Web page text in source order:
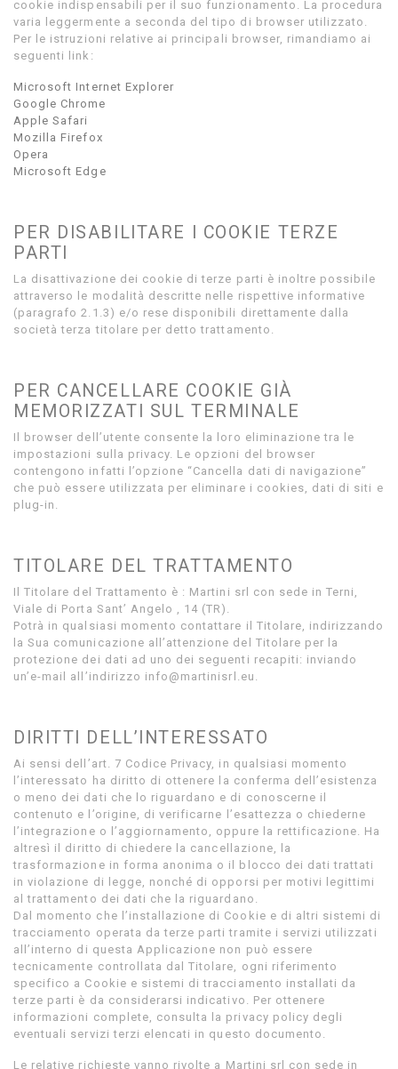
cookie indispensabili per il suo funzionamento. La procedura
varia leggermente a seconda del tipo di browser utilizzato.
Per le istruzioni relative ai principali browser, rimandiamo ai
seguenti link:
Microsoft Internet Explorer
Google Chrome
Apple Safari
Mozilla Firefox
Opera
Microsoft Edge
PER DISABILITARE I COOKIE TERZE
PARTI
La disattivazione dei cookie di terze parti è inoltre possibile
attraverso le modalità descritte nelle rispettive informative
(paragrafo 2.1.3) e/o rese disponibili direttamente dalla
società terza titolare per detto trattamento.
PER CANCELLARE COOKIE GIÀ
MEMORIZZATI SUL TERMINALE
Il browser dell’utente consente la loro eliminazione tra le
impostazioni sulla privacy. Le opzioni del browser
contengono infatti l’opzione “Cancella dati di navigazione”
che può essere utilizzata per eliminare i cookies, dati di siti e
plug-in.
TITOLARE DEL TRATTAMENTO
Il Titolare del Trattamento è : Martini srl con sede in Terni,
Viale di Porta Sant’ Angelo , 14 (TR).
Potrà in qualsiasi momento contattare il Titolare, indirizzando
la Sua comunicazione all’attenzione del Titolare per la
protezione dei dati ad uno dei seguenti recapiti: inviando
un’e-mail all’indirizzo info@martinisrl.eu.
DIRITTI DELL’INTERESSATO
Ai sensi dell’art. 7 Codice Privacy, in qualsiasi momento
l’interessato ha diritto di ottenere la conferma dell’esistenza
o meno dei dati che lo riguardano e di conoscerne il
contenuto e l’origine, di verificarne l’esattezza o chiederne
l’integrazione o l’aggiornamento, oppure la rettificazione. Ha
altresì il diritto di chiedere la cancellazione, la
trasformazione in forma anonima o il blocco dei dati trattati
in violazione di legge, nonché di opporsi per motivi legittimi
al trattamento dei dati che la riguardano.
Dal momento che l’installazione di Cookie e di altri sistemi di
tracciamento operata da terze parti tramite i servizi utilizzati
all’interno di questa Applicazione non può essere
tecnicamente controllata dal Titolare, ogni riferimento
specifico a Cookie e sistemi di tracciamento installati da
terze parti è da considerarsi indicativo. Per ottenere
informazioni complete, consulta la privacy policy degli
eventuali servizi terzi elencati in questo documento.
Le relative richieste vanno rivolte a Martini srl con sede in